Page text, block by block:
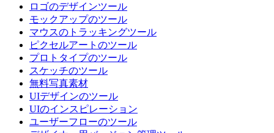
ロゴのデザインツール
モックアップのツール
マウスのトラッキングツール
ピクセルアートのツール
プロトタイプのツール
スケッチのツール
無料写真素材
UIデザインのツール
UIのインスピレーション
ユーザーフローのツール